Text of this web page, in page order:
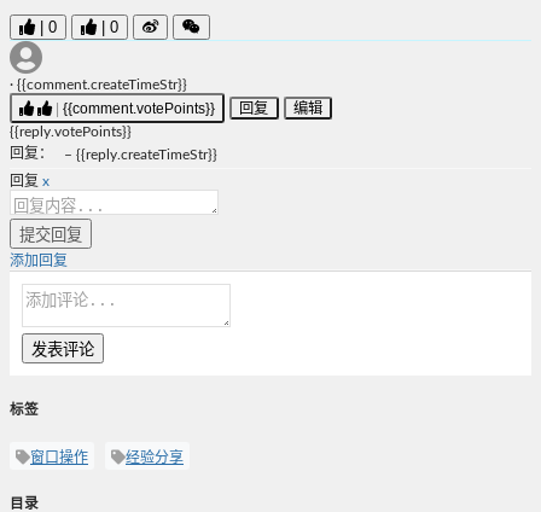
| 0 | 0
· {{comment.createTimeStr}}
| {{comment.votePoints}} 回复 编辑
{{reply.votePoints}}
回复 ： – {{reply.createTimeStr}}
回复 x
提交回复
添加回复
发表评论
标签
窗口操作 经验分享
目录